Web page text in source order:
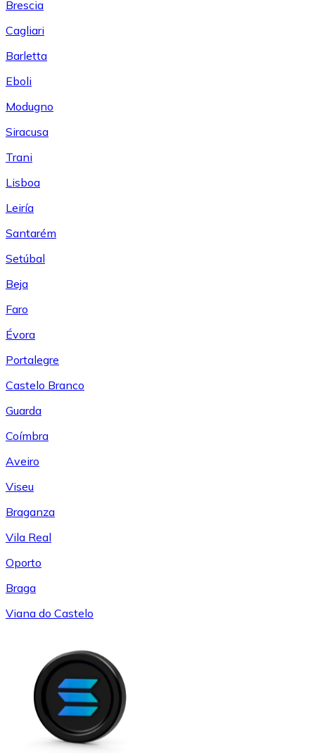
Brescia
Cagliari
Barletta
Eboli
Modugno
Siracusa
Trani
Lisboa
Leiría
Santarém
Setúbal
Beja
Faro
Évora
Portalegre
Castelo Branco
Guarda
Coímbra
Aveiro
Viseu
Braganza
Vila Real
Oporto
Braga
Viana do Castelo